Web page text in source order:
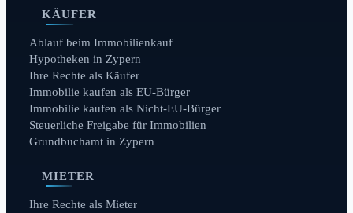
KÄUFER
Ablauf beim Immobilienkauf
Hypotheken in Zypern
Ihre Rechte als Käufer
Immobilie kaufen als EU-Bürger
Immobilie kaufen als Nicht-EU-Bürger
Steuerliche Freigabe für Immobilien
Grundbuchamt in Zypern
MIETER
Ihre Rechte als Mieter